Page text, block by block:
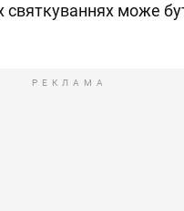
святкуваннях може
РЕКЛАМА